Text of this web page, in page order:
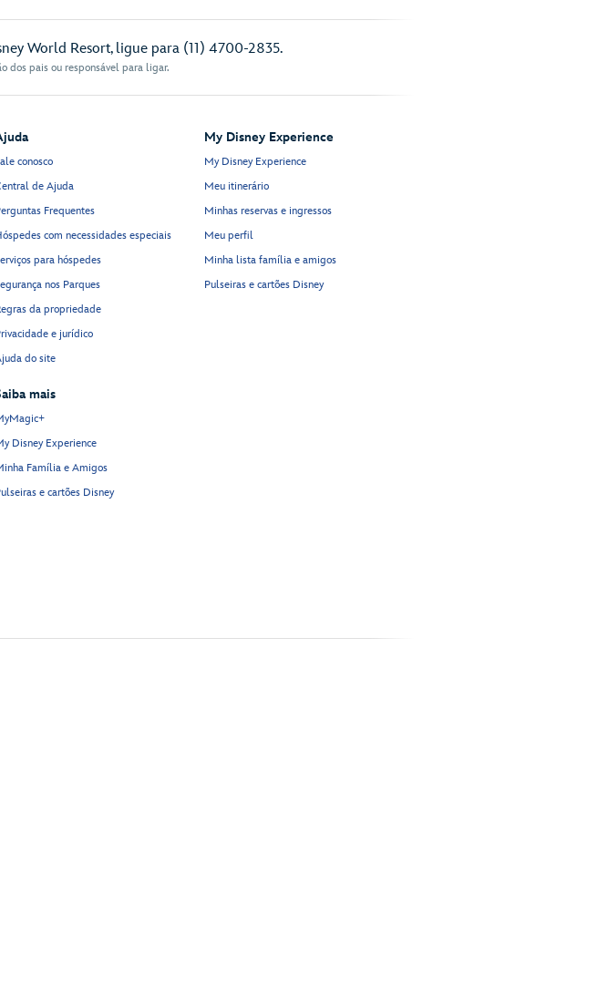
World Resort, ligue para (11) 4700-2835.
dos pais ou responsável para ligar.
conosco
de Ajuda
Frequentes
com necessidades especiais
para hóspedes
nos Parques
da propriedade
e jurídico
do site
mais
Disney Experience
Família e Amigos
e cartões Disney
My Disney Experience
My Disney Experience
Meu itinerário
Minhas reservas e ingressos
Meu perfil
Minha lista família e amigos
Pulseiras e cartões Disney